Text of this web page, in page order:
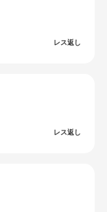
レス返し
レス返し